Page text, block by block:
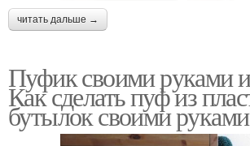
читать дальше →
Пуфик своими руками
Как сделать пуф из
бутылок своими